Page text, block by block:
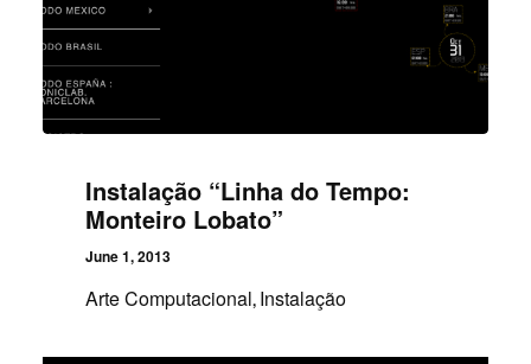
Instalação “Linha do Tempo:
Monteiro Lobato”
June 1, 2013
Arte Computacional, Instalação